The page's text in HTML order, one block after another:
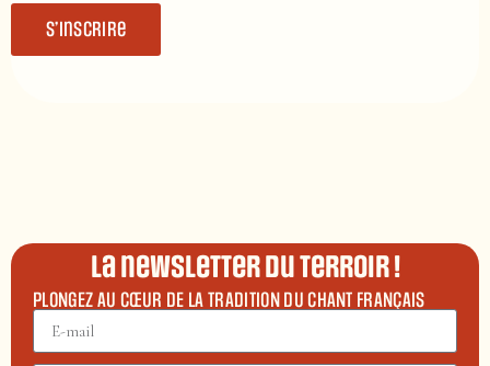
S’inscrire
La newsletter du terroir !
PLONGEZ AU CŒUR DE LA TRADITION DU CHANT FRANÇAIS